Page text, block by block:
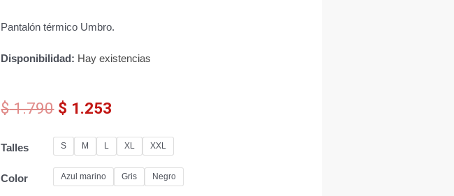
Pantalón térmico Umbro.
Disponibilidad: Hay existencias
$1.790 El
original
era:
$ 1.790.
$ 1.253
actual
es:
$ 1.253.
Talles S M L XL XXL
Color Azul marino Gris Negro
Umbro